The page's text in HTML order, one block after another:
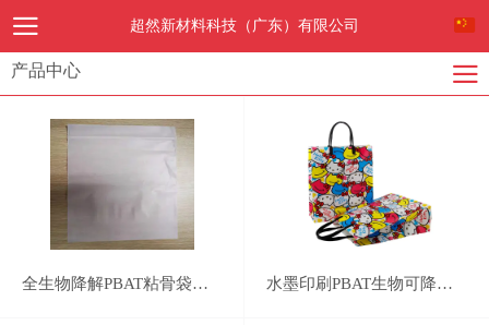
超然新材料科技（广东）有限公司
产品中心
全生物降解PBAT粘骨袋，自封袋，密封袋 水墨印刷PBAT生物可降解快递袋PLA100% compostable bag,PBAT cornstarched bag